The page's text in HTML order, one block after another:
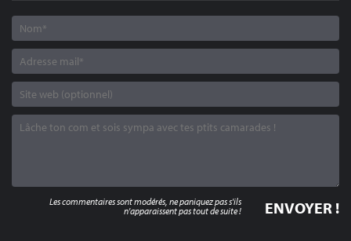
Les commentaires sont modérés, ne paniquez pas s'ils
n'apparaissent pas tout de suite !